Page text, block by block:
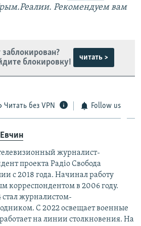
Рекомендуем вам
заблокирован?
блокировку!
читать >
Читать без VPN Follow us
журналист-
проекта Радіо Свобода
с 2018 года. Начинал работу
корреспондентом в 2006 году.
стал журналистом-
С 2022 освещает военные
на линии столкновения. На